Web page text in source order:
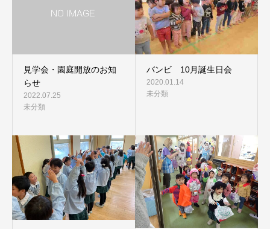
見学会・園庭開放のお知
らせ
2022.07.25
未分類
バンビ 10月誕生日会
2020.01.14
未分類